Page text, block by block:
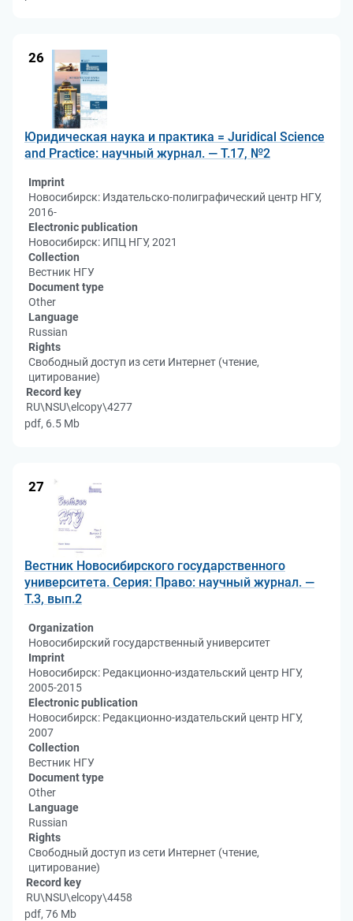
26
Юридическая наука и практика = Juridical Science
and Practice: научный журнал. — Т.17, №2
Imprint
Новосибирск: Издательско-полиграфический центр НГУ,
2016-
Electronic publication
Новосибирск: ИПЦ НГУ, 2021
Collection
Вестник НГУ
Document type
Other
Language
Russian
Rights
Свободный доступ из сети Интернет (чтение,
цитирование)
Record key
RU\NSU\elcopy\4277
pdf, 6.5 Mb
27
Вестник Новосибирского государственного
университета. Серия: Право: научный журнал. —
Т.3, вып.2
Organization
Новосибирский государственный университет
Imprint
Новосибирск: Редакционно-издательский центр НГУ,
2005-2015
Electronic publication
Новосибирск: Редакционно-издательский центр НГУ,
2007
Collection
Вестник НГУ
Document type
Other
Language
Russian
Rights
Свободный доступ из сети Интернет (чтение,
цитирование)
Record key
RU\NSU\elcopy\4458
pdf, 76 Mb